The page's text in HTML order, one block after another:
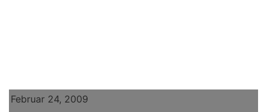
Februar 24, 2009